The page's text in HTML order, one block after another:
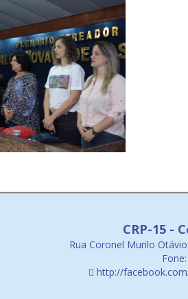
CRP-15 -
Rua Coronel Murilo
http://